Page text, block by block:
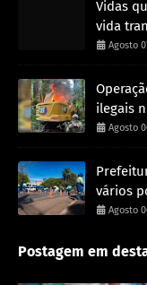
Vidas
vida
Agosto
ilegais
Agosto
vários
Agosto
Postagem em